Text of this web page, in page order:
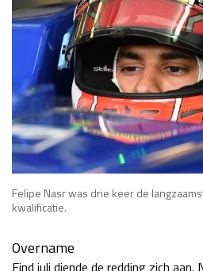
Felipe Nasr was drie keer de
kwalificatie.
Overname
Eind juli diende de redding zich